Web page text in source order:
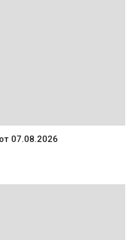
07.08.2026